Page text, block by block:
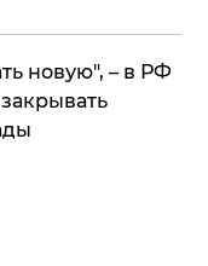
новую", – в РФ